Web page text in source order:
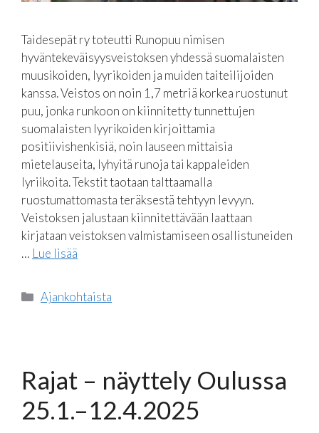
Taidesepät ry toteutti Runopuu nimisen
hyväntekeväisyysveistoksen yhdessä suomalaisten
muusikoiden, lyyrikoiden ja muiden taiteilijoiden
kanssa. Veistos on noin 1,7 metriä korkea ruostunut
puu, jonka runkoon on kiinnitetty tunnettujen
suomalaisten lyyrikoiden kirjoittamia
positiivishenkisiä, noin lauseen mittaisia
mietelauseita, lyhyitä runoja tai kappaleiden
lyriikoita. Tekstit taotaan talttaamalla
ruostumattomasta teräksestä tehtyyn levyyn.
Veistoksen jalustaan kiinnitettävään laattaan
kirjataan veistoksen valmistamiseen osallistuneiden
… Lue lisää
Kategoriat
Ajankohtaista
Rajat – näyttely Oulussa
25.1.–12.4.2025